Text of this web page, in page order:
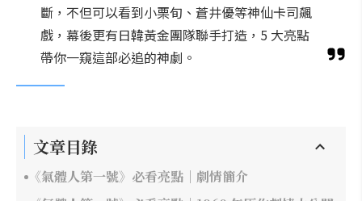
斷，不但可以看到小栗旬、蒼井優等神仙卡司飆
戲，幕後更有日韓黃金團隊聯手打造，5 大亮點
帶你一窺這部必追的神劇。
文章目錄
《氣體人第一號》必看亮點｜劇情簡介